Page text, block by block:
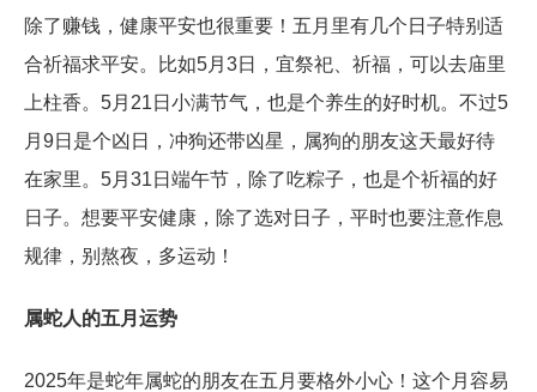
除了赚钱，健康平安也很重要！五月里有几个日子特别适
合祈福求平安。比如5月3日，宜祭祀、祈福，可以去庙里
上柱香。5月21日小满节气，也是个养生的好时机。不过5
月9日是个凶日，冲狗还带凶星，属狗的朋友这天最好待
在家里。5月31日端午节，除了吃粽子，也是个祈福的好
日子。想要平安健康，除了选对日子，平时也要注意作息
规律，别熬夜，多运动！
属蛇人的五月运势
2025年是蛇年属蛇的朋友在五月要格外小心！这个月容易